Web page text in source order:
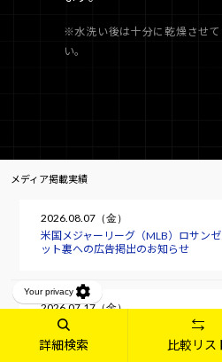
※水洗い後は十分に乾燥させ
い。
メディア掲載実績
2026.08.07（金）
米国メジャーリーグ（MLB）ロサン
ット裏への広告掲出のお知らせ
2026.07.17（金）
マウスコンピューターが「24時間
由 “ゆいまーる”の精神と最新AIで臨
ー」潜入ルポ
詳細検索 比較リス